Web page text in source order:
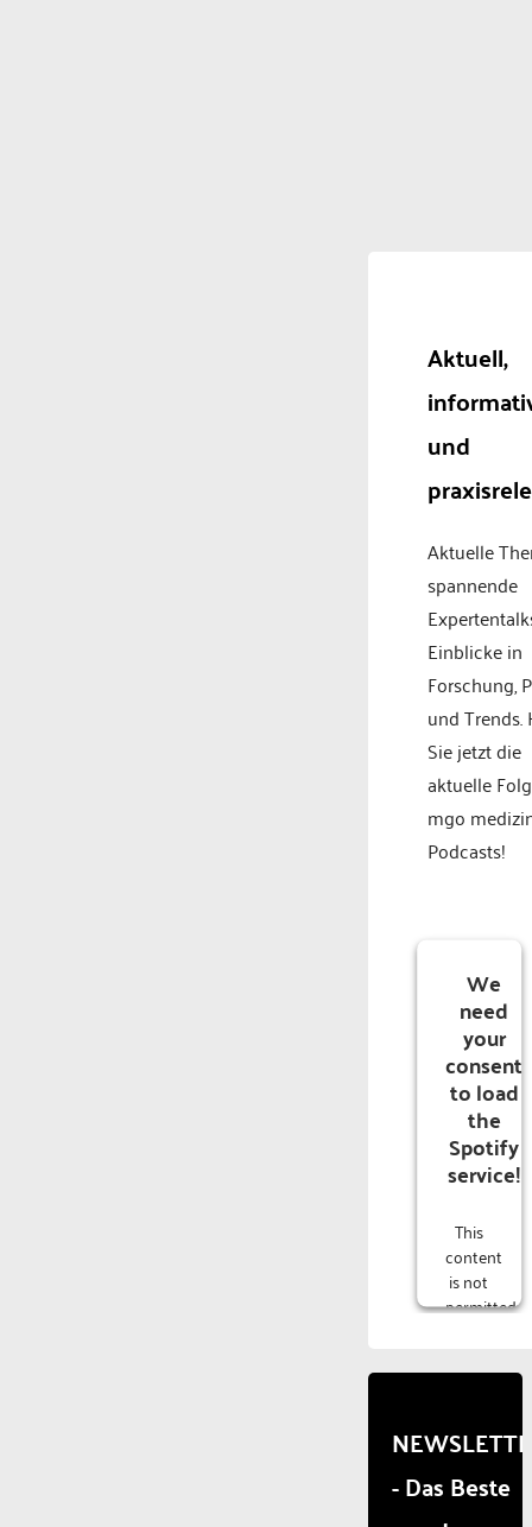
Aktuell,
und
Aktuelle
spannende
Einblicke in
Forschung,
und Trends.
Sie jetzt die
aktuelle
mgo
Podcasts!
We
need
your
consent
to load
the
Spotify
service!
This
content
is not
permitted
due to
that
are
not
disclosed
- Das Beste